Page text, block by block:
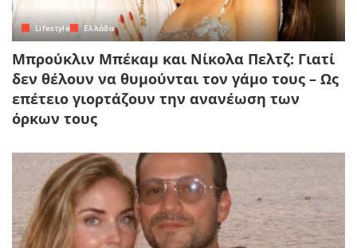
Lifestyle Ελλάδα
Μπρούκλιν Μπέκαμ και Νίκολα Πελτζ: Γιατί
δεν θέλουν να θυμούνται τον γάμο τους – Ως
επέτειο γιορτάζουν την ανανέωση των
όρκων τους